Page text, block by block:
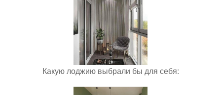
Какую лоджию выбрали бы для себя: